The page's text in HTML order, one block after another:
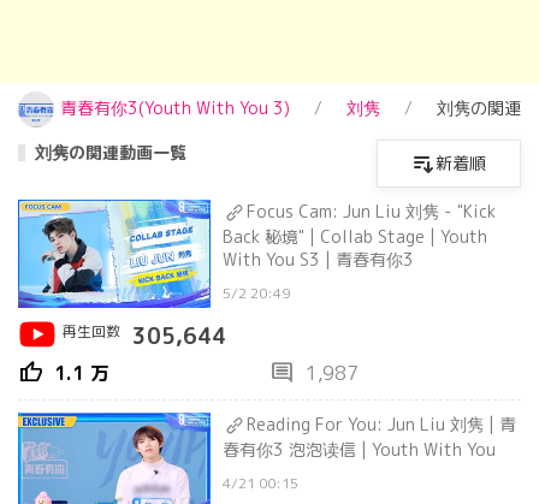
青春有你3(Youth With You 3) 刘隽
刘隽の関連
刘隽の関連動画一覧
新着順
Focus Cam: Jun Liu 刘隽 - "Kick
Back 秘境" | Collab Stage | Youth
With You S3 | 青春有你3
5/2 20:49
再生回数
305,644
thumb_up 1.1 万 comment 1,987
Reading For You: Jun Liu 刘隽 | 青
春有你3 泡泡读信 | Youth With You
4/21 00:15